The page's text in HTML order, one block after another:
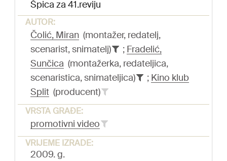
Špica za 41.reviju
AUTOR:
Čolić, Miran (montažer, redatelj,
scenarist, snimatelj)
; Fradelić,
Sunčica (montažerka, redateljica,
scenaristica, snimateljica)
; Kino klub
Split (producent)
VRSTA GRAĐE:
promotivni video
VRIJEME IZRADE:
2009. g.